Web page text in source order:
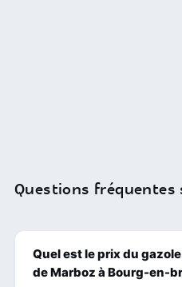
Questions
Quel est le prix du
de Marboz à Bourg-en-